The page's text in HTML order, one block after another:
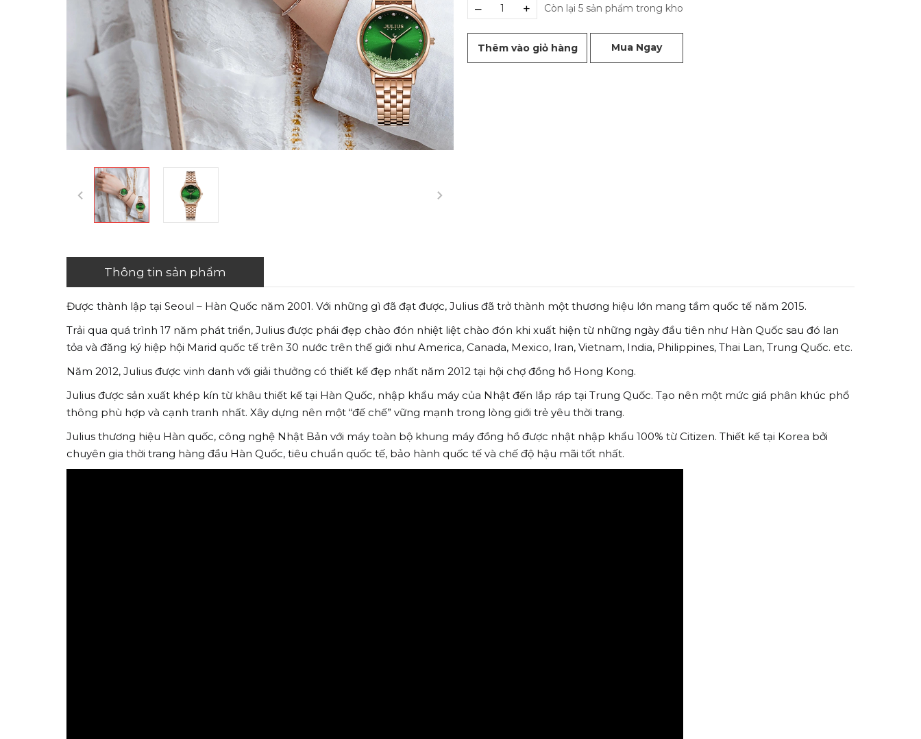
– + Còn lại 5 sản phẩm trong kho
Thêm vào giỏ hàng Mua Ngay
Thông tin sản phẩm
Được thành lập tại Seoul – Hàn Quốc năm 2001. Với những gì đã đạt được, Julius đã trở thành một thương hiệu lớn mang tầm quốc tế năm 2015.
Trải qua quá trình 17 năm phát triển, Julius được phái đẹp chào đón nhiệt liệt chào đón khi xuất hiện từ những ngày đầu tiên như Hàn Quốc sau đó lan
tỏa và đăng ký hiệp hội Marid quốc tế trên 30 nước trên thế giới như America, Canada, Mexico, Iran, Vietnam, India, Philippines, Thai Lan, Trung Quốc. etc.
Năm 2012, Julius được vinh danh với giải thưởng có thiết kế đẹp nhất năm 2012 tại hội chợ đồng hồ Hong Kong.
Julius được sản xuất khép kín từ khâu thiết kế tại Hàn Quốc, nhập khẩu máy của Nhật đến lắp ráp tại Trung Quốc. Tạo nên một mức giá phân khúc phổ
thông phù hợp và cạnh tranh nhất. Xây dựng nên một “đế chế” vững mạnh trong lòng giới trẻ yêu thời trang.
Julius thương hiệu Hàn quốc, công nghệ Nhật Bản với máy toàn bộ khung máy đồng hồ được nhật nhập khẩu 100% từ Citizen. Thiết kế tại Korea bởi
chuyên gia thời trang hàng đầu Hàn Quốc, tiêu chuẩn quốc tế, bảo hành quốc tế và chế độ hậu mãi tốt nhất.